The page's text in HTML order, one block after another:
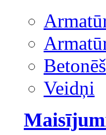
Veidņi